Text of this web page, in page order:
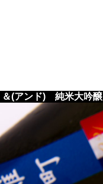
(アンド) 純米大吟